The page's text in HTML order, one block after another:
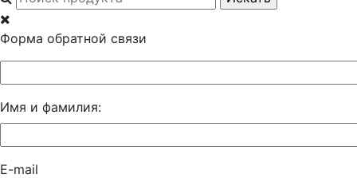
Форма обратной связи
Имя и фамилия:
E-mail